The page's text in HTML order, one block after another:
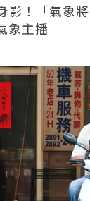
影！「氣象
象主播